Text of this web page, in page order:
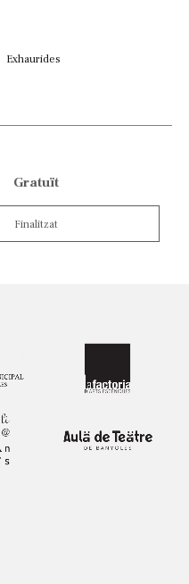
Exhaurides
Gratuït
Finalitzat